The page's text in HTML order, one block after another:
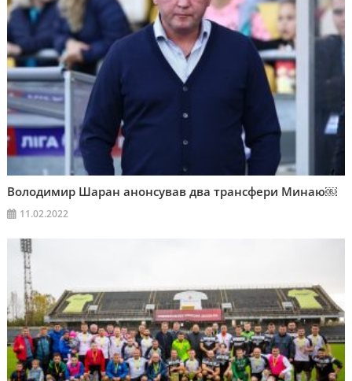
Володимир Шаран анонсував два трансфери Минаю￼
11.02.2022